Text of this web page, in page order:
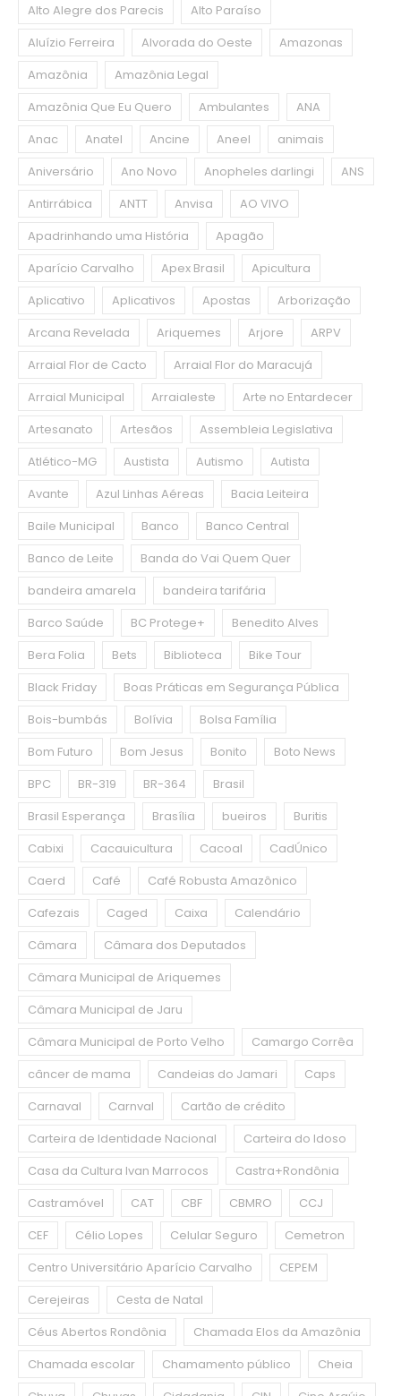
Alto Alegre dos Parecis
Alto Paraíso
Aluízio Ferreira
Alvorada do Oeste
Amazonas
Amazônia
Amazônia Legal
Amazônia Que Eu Quero
Ambulantes
ANA
Anac
Anatel Ancine Aneel
animais
Aniversário
Ano Novo Anopheles darlingi
ANS
Antirrábica
ANTT Anvisa
AO VIVO
Apadrinhando uma História
Apagão
Aparício Carvalho
Apex Brasil
Apicultura
Aplicativo
Aplicativos Apostas
Arborização
Arcana Revelada
Ariquemes Arjore
ARPV
Arraial Flor de Cacto
Arraial Flor do Maracujá
Arraial Municipal
Arraialeste
Arte no Entardecer
Artesanato
Artesãos
Assembleia Legislativa
Atlético-MG
Austista Autismo
Autista
Avante
Azul Linhas Aéreas
Bacia Leiteira
Baile Municipal
Banco
Banco Central
Banco de Leite
Banda do Vai Quem Quer
bandeira amarela
bandeira tarifária
Barco Saúde
BC Protege+
Benedito Alves
Bera Folia
Bets Biblioteca
Bike Tour
Black Friday
Boas Práticas em Segurança Pública
Bois-bumbás
Bolívia
Bolsa Família
Bom Futuro
Bom Jesus Bonito
Boto News
BPC
BR-319 BR-364
Brasil
Brasil Esperança
Brasília bueiros
Buritis
Cabixi
Cacauicultura Cacoal
CadÚnico
Caerd
Café
Café Robusta Amazônico
Cafezais
Caged Caixa
Calendário
Câmara
Câmara dos Deputados
Câmara Municipal de Ariquemes
Câmara Municipal de Jaru
Câmara Municipal de Porto Velho
Camargo Corrêa
câncer de mama
Candeias do Jamari
Caps
Carnaval
Carnval
Cartão de crédito
Carteira de Identidade Nacional
Carteira do Idoso
Casa da Cultura Ivan Marrocos
Castra+Rondônia
Castramóvel
CAT CBF CBMRO
CCJ
CEF
Célio Lopes Celular Seguro
Cemetron
Centro Universitário Aparício Carvalho
CEPEM
Cerejeiras
Cesta de Natal
Céus Abertos Rondônia
Chamada Elos da Amazônia
Chamada escolar
Chamamento público
Cheia